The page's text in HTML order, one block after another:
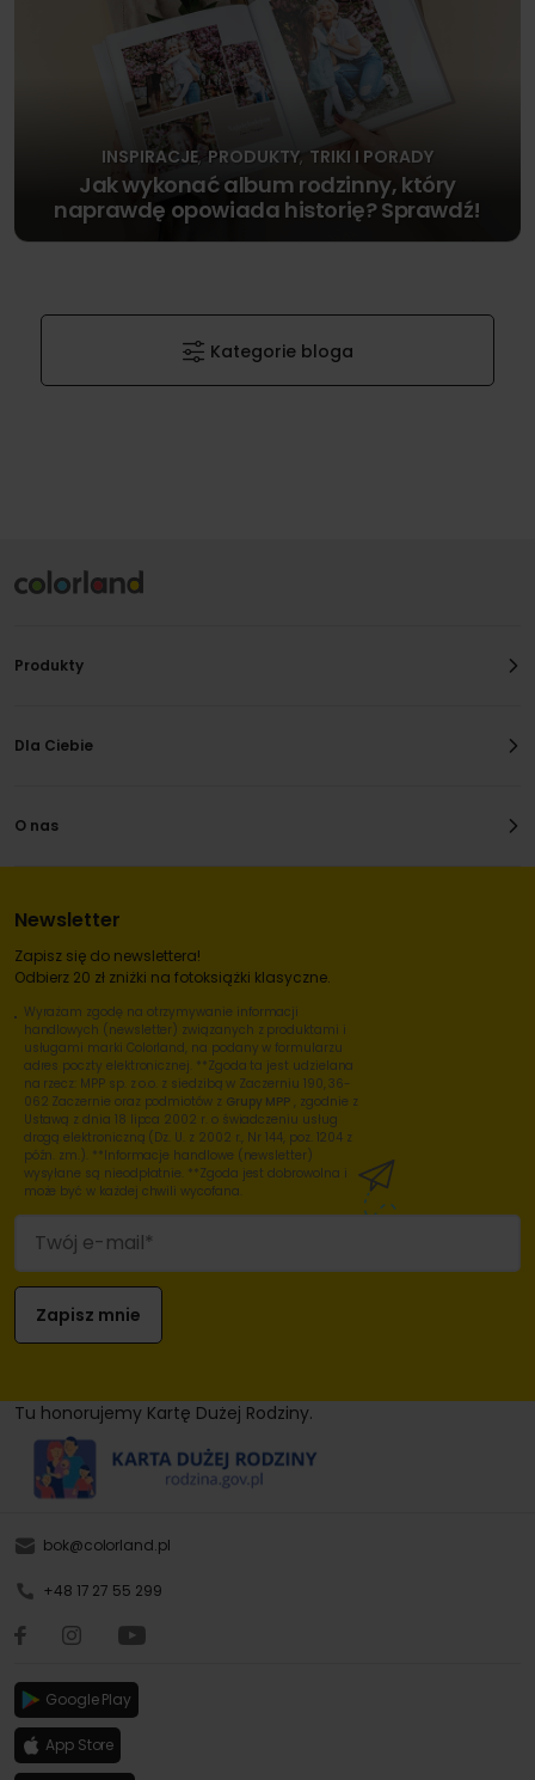
INSPIRACJE, PRODUKTY, TRIKI I PORADY
Jak wykonać album rodzinny, który
naprawdę opowiada historię? Sprawdź!
Kategorie bloga
Produkty
Dla Ciebie
O nas
Newsletter
Zapisz się do newslettera!
Odbierz 20 zł zniżki na fotoksiążki klasyczne.
Wyrażam zgodę na otrzymywanie informacji
handlowych (newsletter) związanych z produktami i
usługami marki Colorland, na podany w formularzu
adres poczty elektronicznej. **Zgoda ta jest udzielana
na rzecz: MPP sp. z o.o. z siedzibą w Zaczerniu 190, 36-
062 Zaczernie oraz podmiotów z Grupy MPP , zgodnie z
Ustawą z dnia 18 lipca 2002 r. o świadczeniu usług
drogą elektroniczną (Dz. U. z 2002 r., Nr 144, poz. 1204 z
późn. zm.). **Informacje handlowe (newsletter)
wysyłane są nieodpłatnie. **Zgoda jest dobrowolna i
może być w każdej chwili wycofana.
Tu honorujemy Kartę Dużej Rodziny.
bok@colorland.pl
+48 17 27 55 299
Google Play
App Store